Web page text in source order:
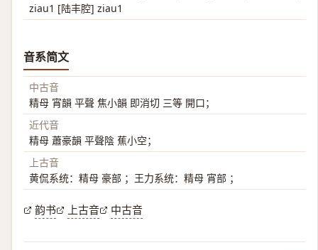
ziau1 [陆丰腔] ziau1
音系简文
中古音
精母 宵韻 平聲 焦小韻 即消切 三等 開口；
近代音
精母 蕭豪韻 平聲陰 蕉小空；
上古音
黄侃系统：精母 豪部 ；王力系统：精母 宵部 ；
韵书 上古音 中古音